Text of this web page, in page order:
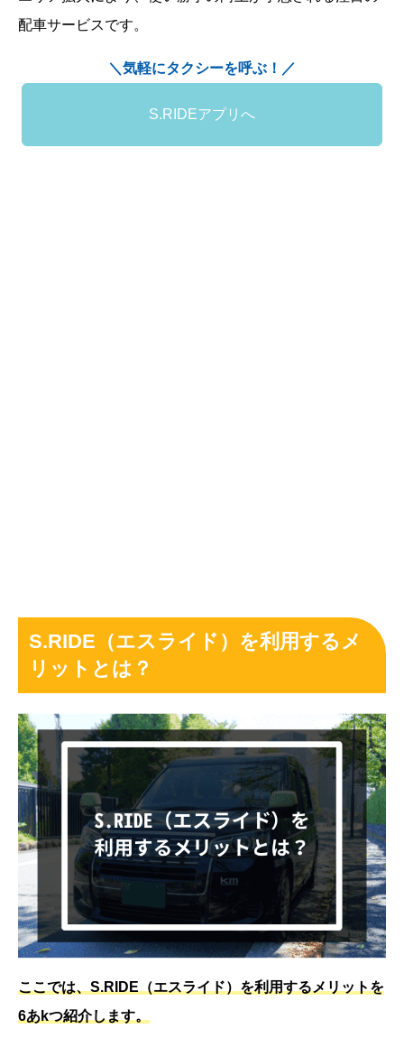
配車サービスです。
＼気軽にタクシーを呼ぶ！／
S.RIDEアプリへ
S.RIDE（エスライド）を利用するメ
リットとは？
ここでは、S.RIDE（エスライド）を利用するメリットを
6あkつ紹介します。